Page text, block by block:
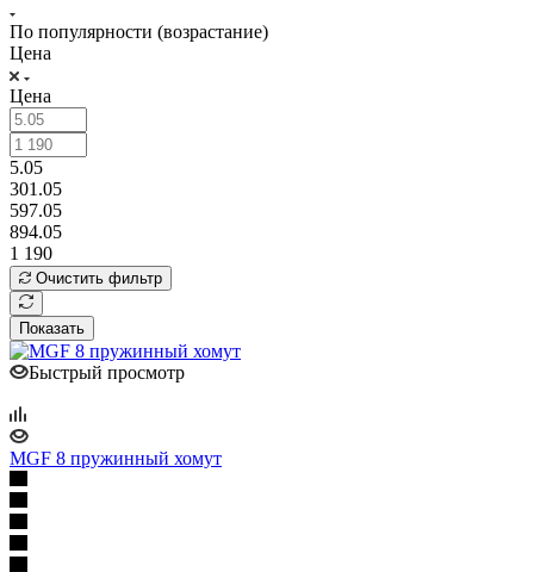
По популярности (возрастание)
Цена
Цена
5.05
301.05
597.05
894.05
1 190
Очистить фильтр
Показать
Быстрый просмотр
MGF 8 пружинный хомут